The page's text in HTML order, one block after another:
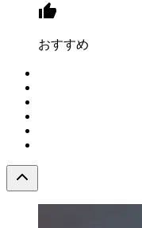
おすすめ